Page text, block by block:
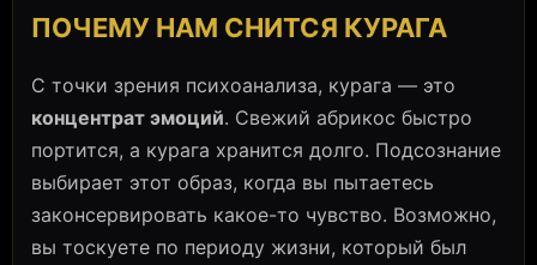
ПОЧЕМУ НАМ СНИТСЯ КУРАГА
С точки зрения психоанализа, курага — это
концентрат эмоций. Свежий абрикос быстро
портится, а курага хранится долго. Подсознание
выбирает этот образ, когда вы пытаетесь
законсервировать какое-то чувство. Возможно,
вы тоскуете по периоду жизни, который был